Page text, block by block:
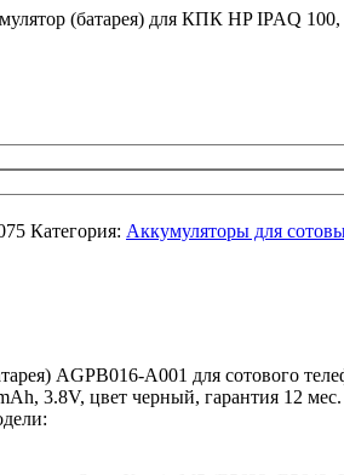
1,140.00₽.(батарея) для КПК HP IPAQ
Категория: Аккумуляторы для
AGPB016-A001 для сотового
3.8V, цвет черный, гарантия 12